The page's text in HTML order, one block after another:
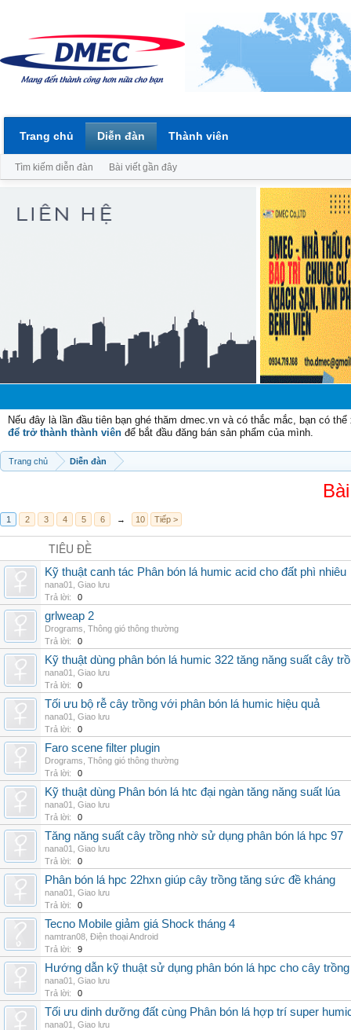
Nếu đây là lần đầu tiên bạn ghé thăm dmec.vn và có thắc mắc, bạn có
để trở thành thành viên để bắt đầu đăng bán sản phẩm của mình.
Trang chủ Diễn đàn
1 2 3 4 5 6 → 10 Tiếp >
TIÊU ĐỀ
Kỹ thuật canh tác Phân bón lá humic acid cho đất phì nhiêu
nana01
Giao lưu
Trả lời:
0
grlweap 2
Drograms Thông gió thông thường
Trả lời:
0
Kỹ thuật dùng phân bón lá humic 322 tăng năng suất cây
nana01
Giao lưu
Trả lời:
0
Tối ưu bộ rễ cây trồng với phân bón lá humic hiệu quả
nana01
Giao lưu
Trả lời:
0
Faro scene filter plugin
Drograms Thông gió thông thường
Trả lời:
0
Kỹ thuật dùng Phân bón lá htc đại ngàn tăng năng suất lúa
nana01
Giao lưu
Trả lời:
0
Tăng năng suất cây trồng nhờ sử dụng phân bón lá hpc 97
nana01
Giao lưu
Trả lời:
0
Phân bón lá hpc 22hxn giúp cây trồng tăng sức đề kháng
nana01
Giao lưu
Trả lời:
0
Tecno Mobile giảm giá Shock tháng 4
namtran08 Điện thoại Android
Trả lời:
9
Hướng dẫn kỹ thuật sử dụng phân bón lá hpc cho cây trồng
nana01
Giao lưu
Trả lời:
0
Tối ưu dinh dưỡng đất cùng Phân bón lá hợp trí super
nana01
Giao lưu
Trang chủ Diễn đàn
Tìm kiếm diễn đàn Bài viết gần đây
Thành viên